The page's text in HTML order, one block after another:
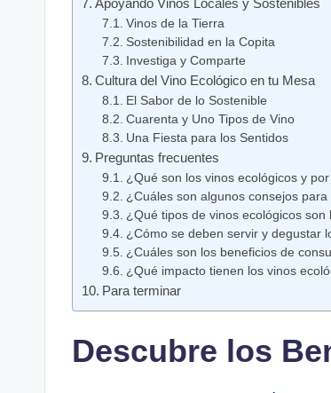
Vinos de la Tierra
Sostenibilidad en la Copita
Investiga y Comparte
Cultura del Vino Ecológico en tu Mesa
El Sabor de lo Sostenible
Cuarenta y Uno Tipos de Vino
Una Fiesta para los Sentidos
Preguntas frecuentes
¿Qué son los vinos ecológicos y
¿Cuáles son algunos consejos
¿Qué tipos de vinos ecológicos son
¿Cómo se deben servir y degustar
¿Cuáles son los beneficios de
¿Qué impacto tienen los vinos
Para terminar
Descubre los